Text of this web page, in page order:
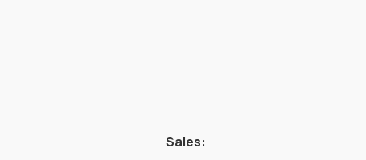
Sales: